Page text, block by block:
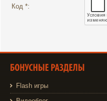
Код *:
Flash игры